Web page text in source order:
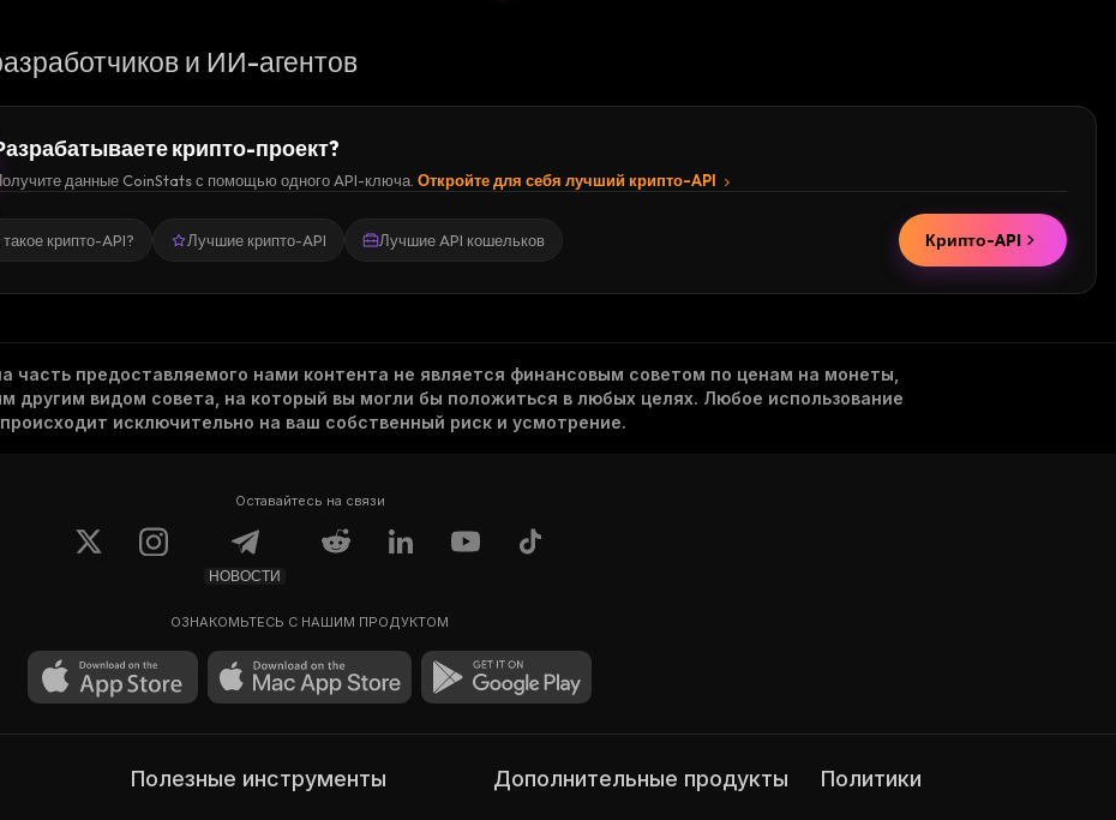
и ИИ-агентов
крипто-проект?
данные CoinStats с помощью одного API-ключа. Откройте для себя лучший крипто-API
крипто-API? Лучшие крипто-API Лучшие API кошельков Крипто-API
часть предоставляемого нами контента не является финансовым советом по ценам на монеты,
другим видом совета, на который вы могли бы положиться в любых целях. Любое использование
исключительно на ваш собственный риск и усмотрение.
Оставайтесь на связи
НОВОСТИ
ОЗНАКОМЬТЕСЬ С НАШИМ ПРОДУКТОМ
Полезные инструменты Дополнительные продукты Политики